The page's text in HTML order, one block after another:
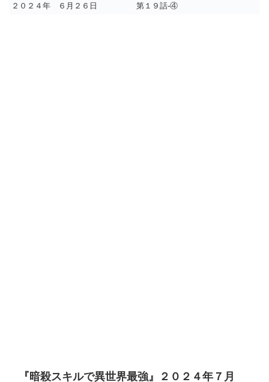
２０２４年 ６月２６日
第１９話-④
『暗殺スキルで異世界最強』２０２４年７月